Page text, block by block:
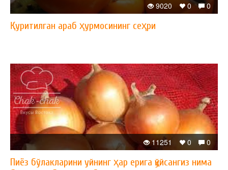
0
0
9020
Қуритилган араб ҳурмосининг сеҳри
0
0
11251
Пиёз бўлакларини уйнинг ҳар ерига қўйсангиз нима